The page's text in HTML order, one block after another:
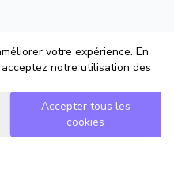
votre expérience. En
notre utilisation des
Accepter tous les
cookies